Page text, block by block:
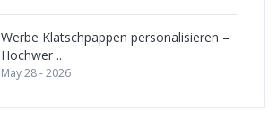
Werbe Klatschpappen personalisieren –
Hochwer ..
May 28 - 2026